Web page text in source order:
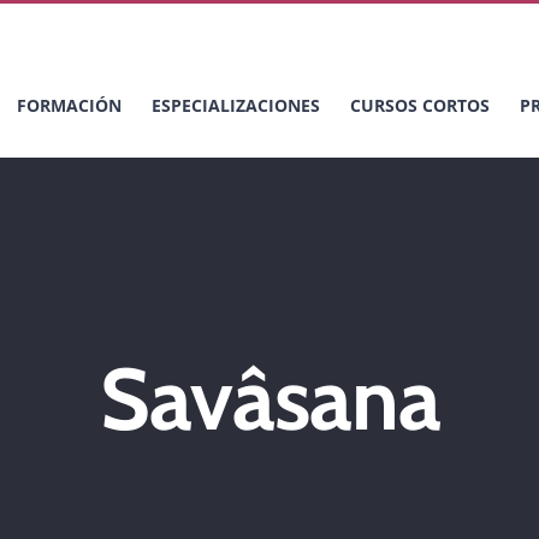
FORMACIÓN ESPECIALIZACIONES CURSOS CORTOS
Savâsana